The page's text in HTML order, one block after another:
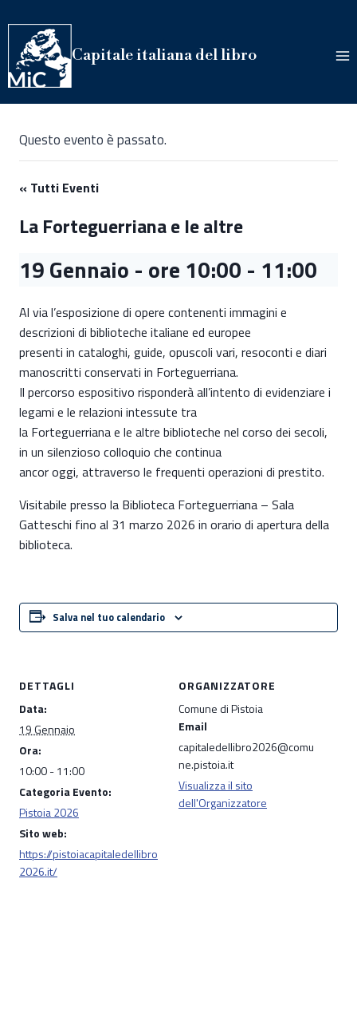
al
contenuto
Capitale italiana del libro
Questo evento è passato.
« Tutti Eventi
La Forteguerriana e le altre
19 Gennaio - ore 10:00 - 11:00
Al via l’esposizione di opere contenenti immagini e
descrizioni di biblioteche italiane ed europee
presenti in cataloghi, guide, opuscoli vari, resoconti e diari
manoscritti conservati in Forteguerriana.
Il percorso espositivo risponderà all’intento di evidenziare i
legami e le relazioni intessute tra
la Forteguerriana e le altre biblioteche nel corso dei secoli,
in un silenzioso colloquio che continua
ancor oggi, attraverso le frequenti operazioni di prestito.
Visitabile presso la Biblioteca Forteguerriana – Sala
Gatteschi fino al 31 marzo 2026 in orario di apertura della
biblioteca.
Salva nel tuo calendario
DETTAGLI
Data:
19 Gennaio
Ora:
10:00 - 11:00
Categoria Evento:
Pistoia 2026
Sito web:
https://pistoiacapitaledellibro
2026.it/
ORGANIZZATORE
Comune di Pistoia
Email
capitaledellibro2026@comu
ne.pistoia.it
Visualizza il sito
dell'Organizzatore